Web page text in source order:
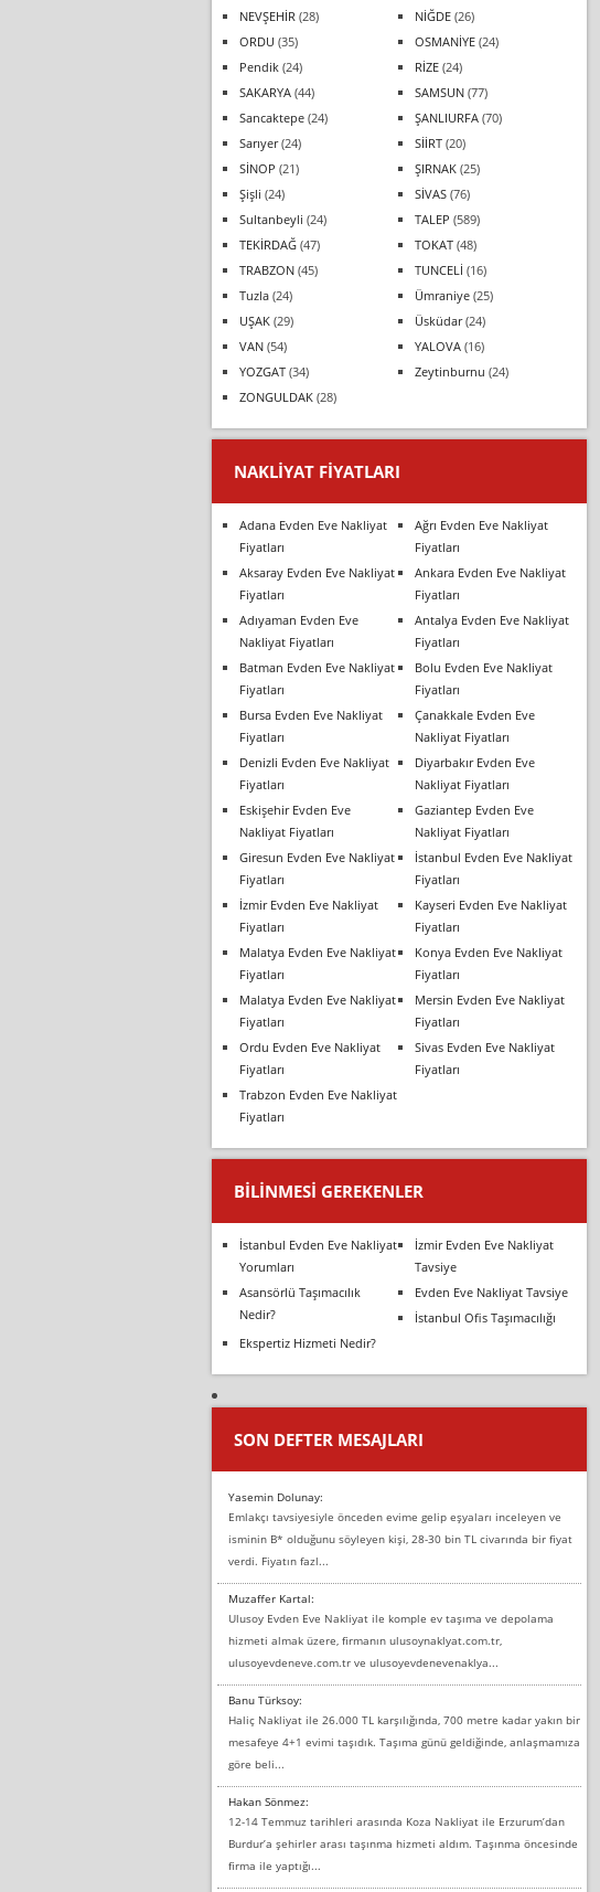
NEVŞEHİR (28) NİĞDE (26)
ORDU (35) OSMANİYE (24)
Pendik (24) RİZE (24)
SAKARYA (44) SAMSUN (77)
Sancaktepe (24) ŞANLIURFA (70)
Sarıyer(24) SİİRT (20)
SİNOP (21) ŞIRNAK (25)
Şişli (24) SİVAS (76)
Sultanbeyli (24) TALEP (589)
TEKİRDAĞ (47) TOKAT (48)
TRABZON (45) TUNCELİ (16)
Tuzla (24) Ümraniye (25)
UŞAK (29) Üsküdar(24)
VAN (54) YALOVA (16)
YOZGAT (34) Zeytinburnu (24)
ZONGULDAK (28)
NAKLIYAT FIYATLARI
Adana Evden Eve Nakliyat
Fiyatları
Ağrı Evden Eve Nakliyat
Fiyatları
Aksaray Evden Eve Nakliyat
Fiyatları
Ankara Evden Eve Nakliyat
Fiyatları
Adıyaman Evden Eve
Nakliyat Fiyatları
Antalya Evden Eve Nakliyat
Fiyatları
Batman Evden Eve Nakliyat
Fiyatları
Bolu Evden Eve Nakliyat
Fiyatları
Bursa Evden Eve Nakliyat
Fiyatları
Çanakkale Evden Eve
Nakliyat Fiyatları
Denizli Evden Eve Nakliyat
Fiyatları
Diyarbakır Evden Eve
Nakliyat Fiyatları
Eskişehir Evden Eve
Nakliyat Fiyatları
Gaziantep Evden Eve
Nakliyat Fiyatları
Giresun Evden Eve Nakliyat
Fiyatları
İstanbul Evden Eve Nakliyat
Fiyatları
İzmir Evden Eve Nakliyat
Fiyatları
Kayseri Evden Eve Nakliyat
Fiyatları
Malatya Evden Eve Nakliyat
Fiyatları
Konya Evden Eve Nakliyat
Fiyatları
Malatya Evden Eve Nakliyat
Fiyatları
Mersin Evden Eve Nakliyat
Fiyatları
Ordu Evden Eve Nakliyat
Fiyatları
Sivas Evden Eve Nakliyat
Fiyatları
Trabzon Evden Eve Nakliyat
Fiyatları
BILINMESI GEREKENLER
İstanbul Evden Eve Nakliyat
Yorumları
İzmir Evden Eve Nakliyat
Tavsiye
Asansörlü Taşımacılık
Nedir?
Evden Eve Nakliyat Tavsiye
İstanbul Ofis Taşımacılığı
Ekspertiz Hizmeti Nedir?
SON DEFTER MESAJLARI
Yasemin Dolunay:
Emlakçı tavsiyesiyle önceden evime gelip eşyaları inceleyen ve
isminin B* olduğunu söyleyen kişi, 28-30 bin TL civarında bir fiyat
verdi. Fiyatın fazl...
Muzaffer Kartal:
Ulusoy Evden Eve Nakliyat ile komple ev taşıma ve depolama
hizmeti almak üzere, firmanın ulusoynaklyat.com.tr,
ulusoyevdeneve.com.tr ve ulusoyevdenevenaklya...
Banu Türksoy:
Haliç Nakliyat ile 26.000 TL karşılığında, 700 metre kadar yakın bir
mesafeye 4+1 evimi taşıdık. Taşıma günü geldiğinde, anlaşmamıza
göre beli...
Hakan Sönmez:
12-14 Temmuz tarihleri arasında Koza Nakliyat ile Erzurum’dan
Burdur’a şehirler arası taşınma hizmeti aldım. Taşınma öncesinde
firma ile yaptığı...